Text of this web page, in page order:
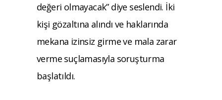
değeri olmayacak” diye seslendi. İki
kişi gözaltına alındı ve haklarında
mekana izinsiz girme ve mala zarar
verme suçlamasıyla soruşturma
başlatıldı.